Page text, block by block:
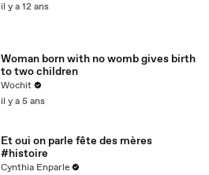
il y a 12 ans
Woman born with no womb gives birth
to two children
Wochit
il y a 5 ans
Et oui on parle fête des mères
#histoire
Cynthia Enparle